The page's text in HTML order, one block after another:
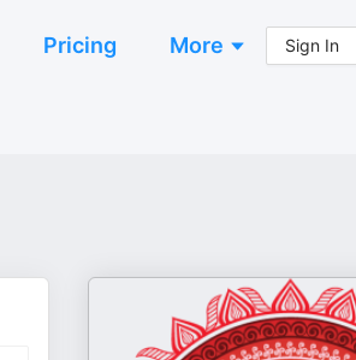
Pricing More Sign In